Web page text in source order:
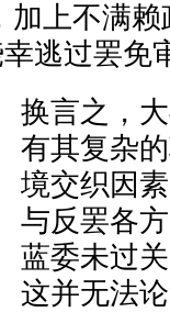
加上不满
逃过罢免
换言之，
有其复杂
境交织因
与反罢各
蓝委未过
这并无法